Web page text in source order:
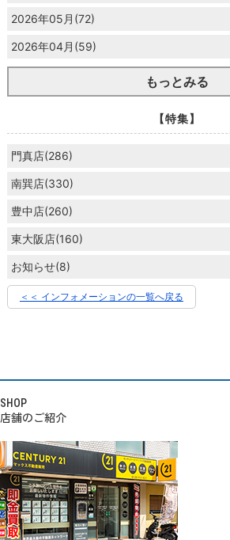
2026年05月(72)
2026年04月(59)
もっとみる
【特集】
門真店(286)
南巽店(330)
豊中店(260)
東大阪店(160)
お知らせ(8)
＜＜ インフォメーションの一覧へ戻る
SHOP
店舗のご紹介